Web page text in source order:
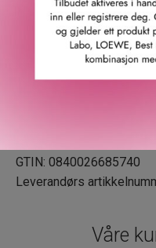
· Gir huden en
· Resirkulerbar
· Har den
GTIN: 0840026685740
Leverandørs
Våre